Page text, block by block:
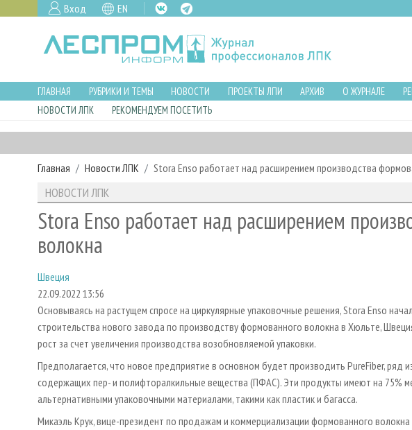
Вход EN
ГЛАВНАЯ РУБРИКИ И ТЕМЫ НОВОСТИ ПРОЕКТЫ ЛПИ АРХИВ О ЖУРНАЛЕ
НОВОСТИ ЛПК
РЕКОМЕНДУЕМ ПОСЕТИТЬ
Главная Новости ЛПК Stora Enso работает над расширением производства
НОВОСТИ ЛПК
Stora Enso работает над расширением
волокна
Швеция
22.09.2022 13:56
Основываясь на растущем спросе на циркулярные упаковочные решения, Stora Enso
строительства нового завода по производству формованного волокна в Хюльте,
рост за счет увеличения производства возобновляемой упаковки.
Предполагается, что новое предприятие в основном будет производить PureFiber, ряд
содержащих пер- и полифторалкильные вещества (ПФАС). Эти продукты имеют на 75%
альтернативными упаковочными материалами, такими как пластик и багасса.
Микаэль Крук, вице-президент по продажам и коммерциализации формованного